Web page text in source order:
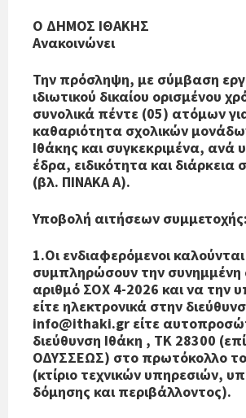
Ο ΔΗΜΟΣ ΙΘΑΚΗΣ
Ανακοινώνει
Την πρόσληψη, με σύμβαση
ιδιωτικού δικαίου ορισμένου
συνολικά πέντε (05) ατόμων
καθαριότητα σχολικών
Ιθάκης και συγκεκριμένα, ανά
έδρα, ειδικότητα και διάρκεια
(βλ. ΠΙΝΑΚΑ Α).
Υποβολή αιτήσεων συμμετοχής:
1.Οι ενδιαφερόμενοι
συμπληρώσουν την συνημμένη
αριθμό ΣΟΧ 4-2026 και να την
είτε ηλεκτρονικά στην
info@ithaki.gr είτε
διεύθυνση Ιθάκη , ΤΚ 28300
ΟΔΥΣΣΕΩΣ) στο πρωτόκολλο
(κτίριο τεχνικών υπηρεσιών,
δόμησης και περιβάλλοντος).